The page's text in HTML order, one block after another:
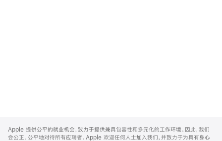
Footer
Apple 提供公平的就业机会，致力于提供兼具包容性和多元化的工作环境。因此，我们
会公正、公平地对待所有应聘者。Apple 欢迎任何人士加入我们，并致力于为具有身心